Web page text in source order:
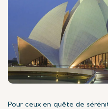
Pour ceux en quête de